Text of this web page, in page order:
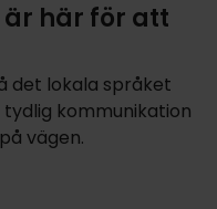
är här för att
det lokala språket
kommunikation
vägen.